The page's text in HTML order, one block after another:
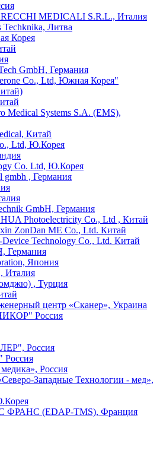
MEDICALI S.R.L., Италия
Techknika, Литва
Корея
GmbH, Германия
Co., Ltd, Южная Корея"
Medical Systems S.A. (EMS),
Китай
Ltd, Ю.Корея
Co. Ltd, Ю.Корея
gmbh , Германия
GmbH, Германия
Photoelectricity Co., Ltd , Китай
ZonDan ME Co., Ltd. Китай
Device Technology Со., Ltd. Китай
Германия
Япония
Италия
, Турция
центр «Сканер», Украина
Россия
Россия
Россия
Западные Технологии - мед»,
(EDAP-TMS), Франция